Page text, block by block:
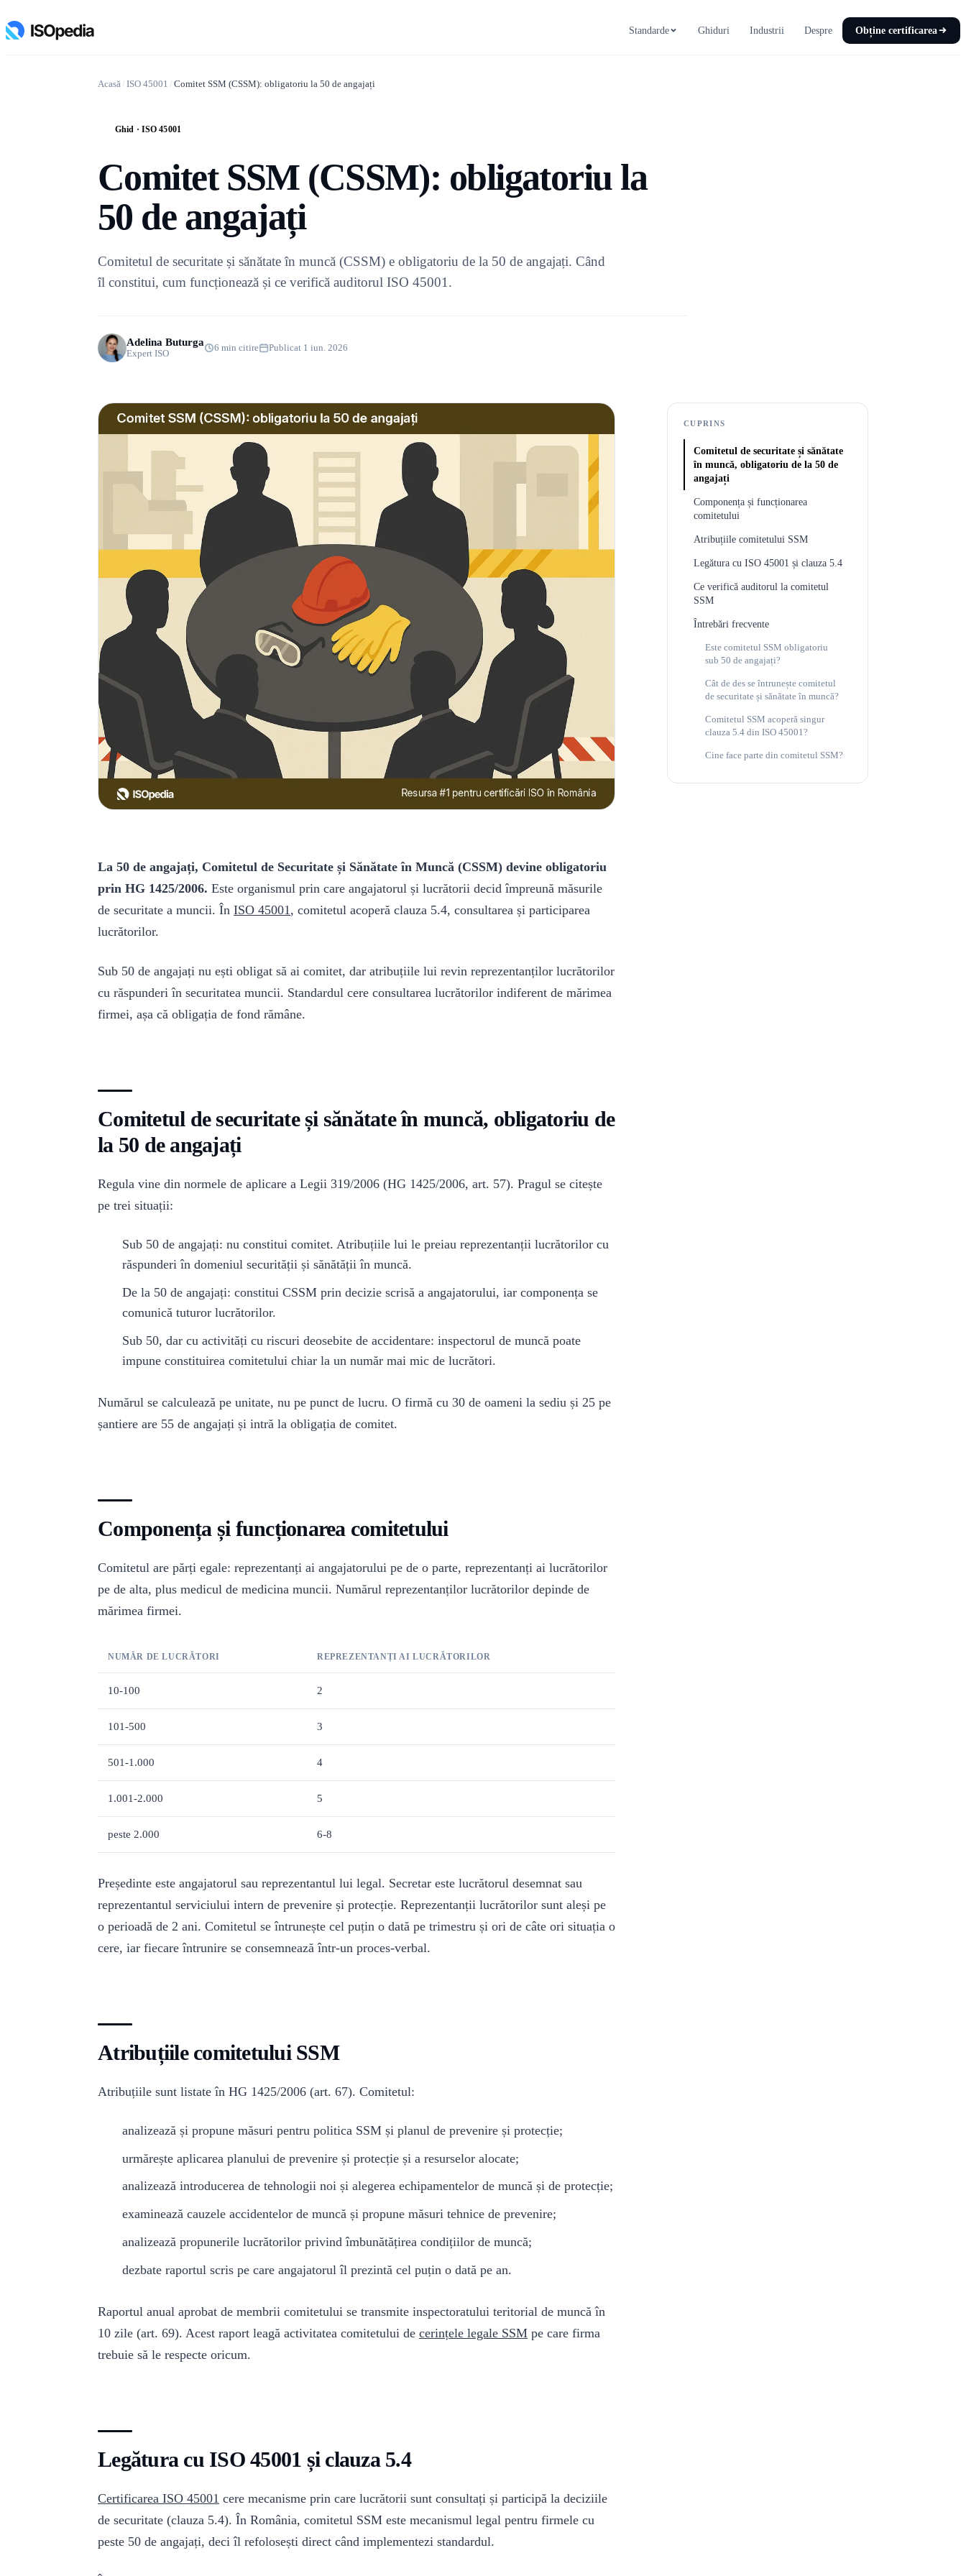
Standarde Ghiduri Industrii Despre Obține certificarea
Acasă/ ISO 45001 / Comitet SSM (CSSM): obligatoriu la 50 de angajați
Ghid · ISO 45001
Comitet SSM (CSSM): obligatoriu la
50 de angajați
Comitetul de securitate și sănătate în muncă (CSSM) e obligatoriu de la 50 de angajați. Când
îl constitui, cum funcționează și ce verifică auditorul ISO 45001.
Adelina Buturga
Expert ISO
6 min citire Publicat 1 iun. 2026
La 50 de angajați, Comitetul de Securitate și Sănătate în Muncă (CSSM) devine obligatoriu
prin HG 1425/2006. Este organismul prin care angajatorul și lucrătorii decid împreună măsurile
de securitate a muncii. În ISO 45001 , comitetul acoperă clauza 5.4, consultarea și participarea
lucrătorilor.
Sub 50 de angajați nu ești obligat să ai comitet, dar atribuțiile lui revin reprezentanților lucrătorilor
cu răspunderi în securitatea muncii. Standardul cere consultarea lucrătorilor indiferent de mărimea
firmei, așa că obligația de fond rămâne.
Comitetul de securitate și sănătate în muncă, obligatoriu de
la 50 de angajați
Regula vine din normele de aplicare a Legii 319/2006 (HG 1425/2006, art. 57). Pragul se citește
pe trei situații:
Sub 50 de angajați: nu constitui comitet. Atribuțiile lui le preiau reprezentanții lucrătorilor cu
răspunderi în domeniul securității și sănătății în muncă.
De la 50 de angajați: constitui CSSM prin decizie scrisă a angajatorului, iar componența se
comunică tuturor lucrătorilor.
Sub 50, dar cu activități cu riscuri deosebite de accidentare: inspectorul de muncă poate
impune constituirea comitetului chiar la un număr mai mic de lucrători.
Numărul se calculează pe unitate, nu pe punct de lucru. O firmă cu 30 de oameni la sediu și 25 pe
șantiere are 55 de angajați și intră la obligația de comitet.
Componența și funcționarea comitetului
Comitetul are părți egale: reprezentanți ai angajatorului pe de o parte, reprezentanți ai lucrătorilor
pe de alta, plus medicul de medicina muncii. Numărul reprezentanților lucrătorilor depinde de
mărimea firmei.
NUMĂR DE LUCRĂTORI REPREZENTANȚI AI LUCRĂTORILOR
10-100 2
101-500 3
501-1.000 4
1.001-2.000 5
peste 2.000 6-8
Președinte este angajatorul sau reprezentantul lui legal. Secretar este lucrătorul desemnat sau
reprezentantul serviciului intern de prevenire și protecție. Reprezentanții lucrătorilor sunt aleși pe
o perioadă de 2 ani. Comitetul se întrunește cel puțin o dată pe trimestru și ori de câte ori situația o
cere, iar fiecare întrunire se consemnează într-un proces-verbal.
Atribuțiile comitetului SSM
Atribuțiile sunt listate în HG 1425/2006 (art. 67). Comitetul:
analizează și propune măsuri pentru politica SSM și planul de prevenire și protecție;
urmărește aplicarea planului de prevenire și protecție și a resurselor alocate;
analizează introducerea de tehnologii noi și alegerea echipamentelor de muncă și de protecție;
examinează cauzele accidentelor de muncă și propune măsuri tehnice de prevenire;
analizează propunerile lucrătorilor privind îmbunătățirea condițiilor de muncă;
dezbate raportul scris pe care angajatorul îl prezintă cel puțin o dată pe an.
Raportul anual aprobat de membrii comitetului se transmite inspectoratului teritorial de muncă în
10 zile (art. 69). Acest raport leagă activitatea comitetului de cerințele legale SSM pe care firma
trebuie să le respecte oricum.
Legătura cu ISO 45001 și clauza 5.4
Certificarea ISO 45001 cere mecanisme prin care lucrătorii sunt consultați și participă la deciziile
de securitate (clauza 5.4). În România, comitetul SSM este mecanismul legal pentru firmele cu
peste 50 de angajați, deci îl refolosești direct când implementezi standardul.
CUPRINS
Comitetul de securitate și sănătate
în muncă, obligatoriu de la 50 de
angajați
Componența și funcționarea
comitetului
Atribuțiile comitetului SSM
Legătura cu ISO 45001 și clauza 5.4
Ce verifică auditorul la comitetul
SSM
Întrebări frecvente
Este comitetul SSM obligatoriu
sub 50 de angajați?
Cât de des se întrunește comitetul
de securitate și sănătate în muncă?
Comitetul SSM acoperă singur
clauza 5.4 din ISO 45001?
Cine face parte din comitetul SSM?